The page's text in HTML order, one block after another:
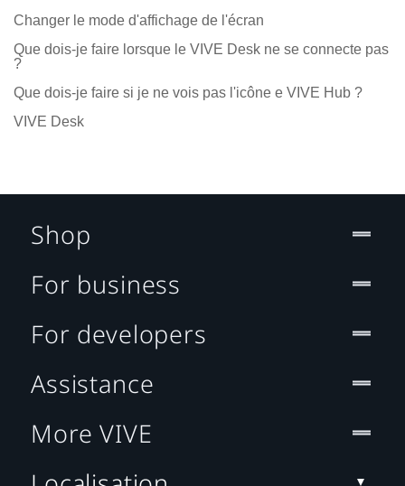
Changer le mode d'affichage de l'écran
Que dois-je faire lorsque le VIVE Desk ne se connecte pas
?
Que dois-je faire si je ne vois pas l'icône e VIVE Hub ?
VIVE Desk
Shop
For business
For developers
Assistance
More VIVE